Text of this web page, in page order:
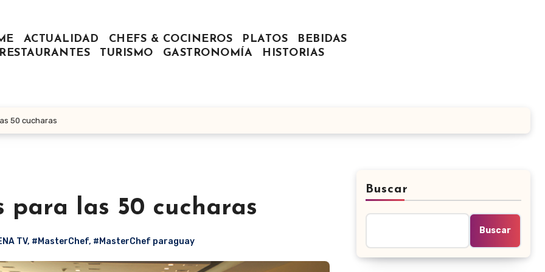
ACTUALIDAD CHEFS & COCINEROS PLATOS
BEBIDAS
RESTAURANTES
TURISMO GASTRONOMÍA HISTORIAS
50 cucharas
para las 50 cucharas
TV, #MasterChef, #MasterChef paraguay
Buscar
Buscar